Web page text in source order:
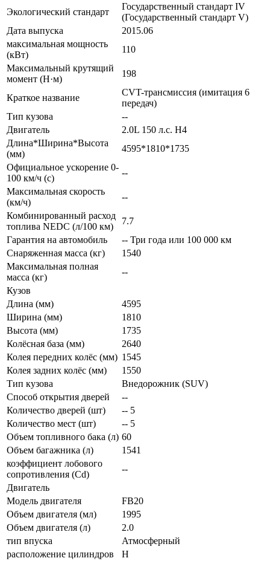
Экологический стандарт
Государственный стандарт IV
(Государственный стандарт V)
Дата выпуска
2015.06
максимальная мощность
(кВт)
110
Максимальный крутящий
момент (Н·м)
198
Краткое название
CVT-трансмиссия (имитация 6
передач)
Тип кузова
--
Двигатель
2.0L 150 л.с. H4
Длина*Ширина*Высота
(мм)
4595*1810*1735
Официальное ускорение 0-
100 км/ч (с)
--
Максимальная скорость
(км/ч)
--
Комбинированный расход
топлива NEDC (л/100 км)
7.7
Гарантия на автомобиль
-- Три года или 100 000 км
Снаряженная масса (кг)
1540
Максимальная полная
масса (кг)
--
Кузов
Длина (мм)
4595
Ширина (мм)
1810
Высота (мм)
1735
Колёсная база (мм)
2640
Колея передних колёс (мм) 1545
Колея задних колёс (мм)
1550
Тип кузова
Внедорожник (SUV)
Способ открытия дверей
--
Количество дверей (шт)
-- 5
Количество мест (шт)
-- 5
Объем топливного бака (л) 60
Объем багажника (л)
1541
коэффициент лобового
сопротивления (Cd)
--
Двигатель
Модель двигателя
FB20
Объем двигателя (мл)
1995
Объем двигателя (л)
2.0
тип впуска
Атмосферный
расположение цилиндров
H